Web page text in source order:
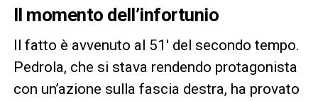
Il momento dell’infortunio
Il fatto è avvenuto al 51′ del secondo tempo.
Pedrola, che si stava rendendo protagonista
con un’azione sulla fascia destra, ha provato